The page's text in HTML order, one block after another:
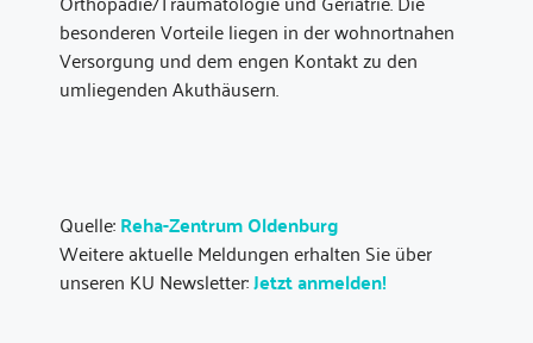
besonderen Vorteile liegen in der wohnortnahen
Versorgung und dem engen Kontakt zu den
umliegenden Akuthäusern.
Quelle:Reha-Zentrum Oldenburg
Weitere aktuelle Meldungen erhalten Sie über
unseren KU Newsletter:Jetzt anmelden!